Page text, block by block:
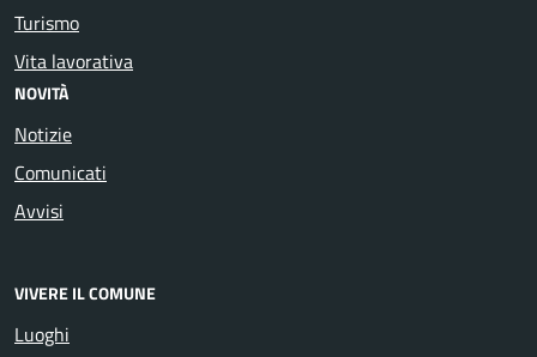
Turismo
Vita lavorativa
NOVITÀ
Notizie
Comunicati
Avvisi
VIVERE IL COMUNE
Luoghi